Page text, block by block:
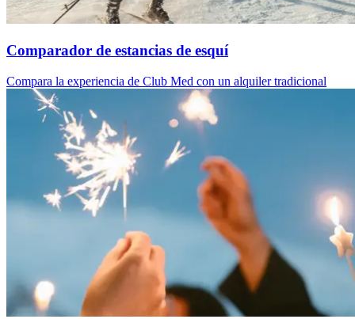
Comparador de estancias de esquí
Compara la experiencia de Club Med con un alquiler tradicional